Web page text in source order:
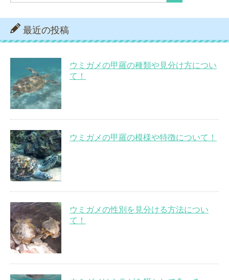
最近の投稿
ウミガメの甲羅の種類や見分け方につい
て！
ウミガメの甲羅の模様や特徴について！
ウミガメの性別を見分ける方法につい
て！